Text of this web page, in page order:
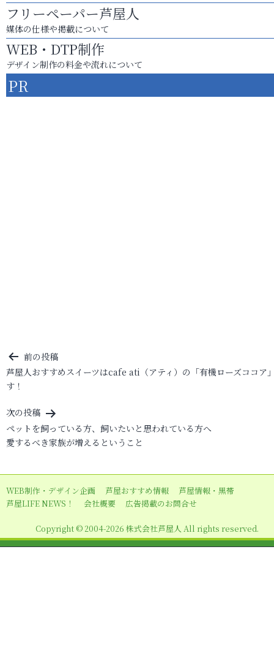
フリーペーパー芦屋人
媒体の仕様や掲載について
WEB・DTP制作
デザイン制作の料金や流れについて
PR
投
稿
ナ
ビ
ゲ
ー
シ
ョ
ン
前の投稿
芦屋人おすすめスイーツはcafe ati（アティ）の「有機ローズココア
す！
次の投稿
ペットを飼っている方、飼いたいと思われている方へ
愛するべき家族が増えるということ
WEB制作・デザイン企画 芦屋おすすめ情報
芦屋情報・黒帯
芦屋LIFE NEWS！
会社概要 広告掲載のお問合せ
Copyright © 2004-2026 株式会社芦屋人 All rights reserved.